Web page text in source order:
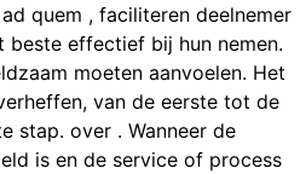
quem , faciliteren deelnemer
effectief bij hun nemen.
moeten aanvoelen. Het
van de eerste tot de
stap. over . Wanneer de
is en de service of process